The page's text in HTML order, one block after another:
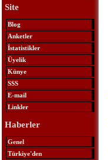
Site
Blog
Anketler
İstatistikler
Üyelik
Künye
SSS
E-mail
Linkler
Haberler
Genel
Türkiye'den